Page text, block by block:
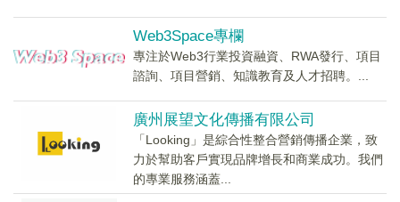
Web3Space專欄
專注於Web3行業投資融資、RWA發行、項目
諮詢、項目營銷、知識教育及人才招聘。...
廣州展望文化傳播有限公司
「Looking」是綜合性整合營銷傳播企業，致
力於幫助客戶實現品牌增長和商業成功。我們
的專業服務涵蓋...